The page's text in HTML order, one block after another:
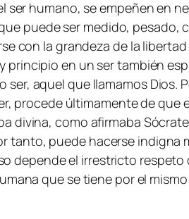
humano, se empeñen en
puede ser medido, pesado,
con la grandeza de la
en un ser también
aquel que llamamos Dios.
procede últimamente de que
divina, como afirmaba
tanto, puede hacerse indigna
depende el irrestricto
que se tiene por el